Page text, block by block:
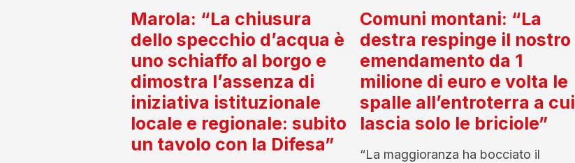
Marola: “La chiusura
dello specchio d’acqua è
uno schiaffo al borgo e
dimostra l’assenza di
iniziativa istituzionale
locale e regionale: subito
un tavolo con la Difesa”
Comuni montani: “La
destra respinge il nostro
emendamento da 1
milione di euro e volta le
spalle all’entroterra a cui
lascia solo le briciole”
“La maggioranza ha bocciato il